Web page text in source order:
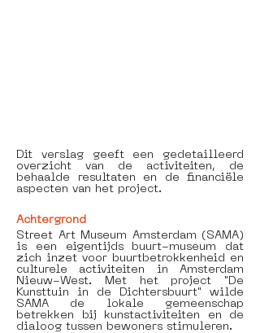
Dit verslag geeft een gedetailleerd
overzicht van de activiteiten, de
behaalde resultaten en de financiële
aspecten van het project.
Achtergrond
Street Art Museum Amsterdam (SAMA)
is een eigentijds buurt-museum dat
zich inzet voor buurtbetrokkenheid en
culturele activiteiten in Amsterdam
Nieuw-West. Met het project "De
Kunsttuin in de Dichtersbuurt" wilde
SAMA de lokale gemeenschap
betrekken bij kunstactiviteiten en de
dialoog tussen bewoners stimuleren.